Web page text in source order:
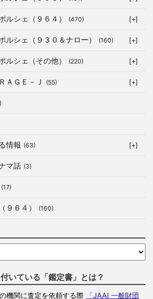
ルシェ（９６４） (470) [+]
ルシェ（９３０＆ナロー） (160) [+]
ルシェ（その他） (220) [+]
ＡＧＥ－Ｊ (55) [+]
情報 (63) [+]
マ話 (3)
(17)
９６４） (160)
いている「鑑定書」とは？
機関に査定を依頼する際
「JAAI 一般財団